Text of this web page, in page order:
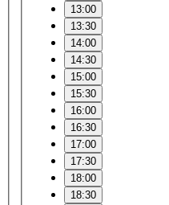
13:00
13:30
14:00
14:30
15:00
15:30
16:00
16:30
17:00
17:30
18:00
18:30